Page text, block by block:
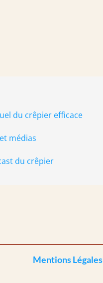
du crêpier efficace
médias
du crêpier
Mentions Légales